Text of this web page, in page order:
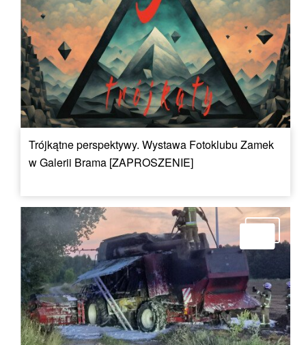
Trójkątne perspektywy. Wystawa Fotoklubu Zamek
w Galerii Brama [ZAPROSZENIE]